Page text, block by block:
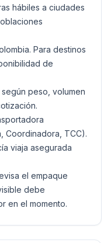
hábiles a ciudades
Para destinos
de
peso, volumen
Coordinadora, TCC).
viaja asegurada
el empaque
debe
en el momento.